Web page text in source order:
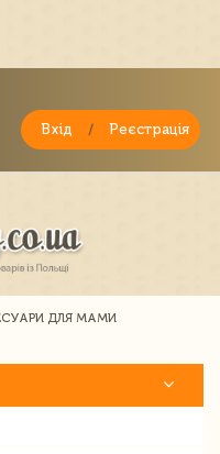
Вхід / Реєстрація
ДЛЯ МАМИ